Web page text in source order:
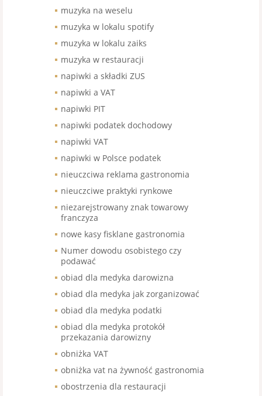
muzyka na weselu
muzyka w lokalu spotify
muzyka w lokalu zaiks
muzyka w restauracji
napiwki a składki ZUS
napiwki a VAT
napiwki PIT
napiwki podatek dochodowy
napiwki VAT
napiwki w Polsce podatek
nieuczciwa reklama gastronomia
nieuczciwe praktyki rynkowe
niezarejstrowany znak towarowy
franczyza
nowe kasy fisklane gastronomia
Numer dowodu osobistego czy
podawać
obiad dla medyka darowizna
obiad dla medyka jak zorganizować
obiad dla medyka podatki
obiad dla medyka protokół
przekazania darowizny
obniżka VAT
obniżka vat na żywność gastronomia
obostrzenia dla restauracji